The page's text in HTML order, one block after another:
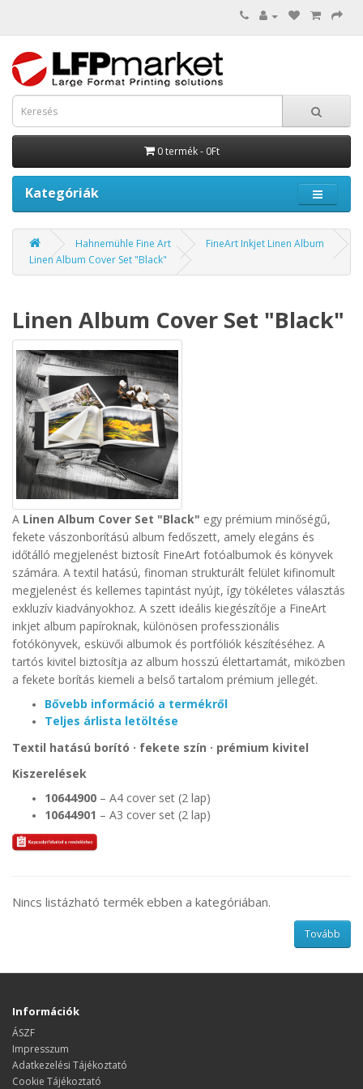
0 termék - 0Ft
Kategóriák
Hahnemühle Fine Art
FineArt Inkjet Linen Album
Linen Album Cover Set "Black"
Linen Album Cover Set "Black"
A Linen Album Cover Set "Black" egy prémium minőségű,
fekete vászonborítású album fedőszett, amely elegáns és
időtálló megjelenést biztosít FineArt fotóalbumok és könyvek
számára. A textil hatású, finoman strukturált felület kifinomult
megjelenést és kellemes tapintást nyújt, így tökéletes választás
exkluzív kiadványokhoz. A szett ideális kiegészítője a FineArt
inkjet album papíroknak, különösen professzionális
fotókönyvek, esküvői albumok és portfóliók készítéséhez. A
tartós kivitel biztosítja az album hosszú élettartamát, miközben
a fekete borítás kiemeli a belső tartalom prémium jellegét.
Bővebb információ a termékről
Teljes árlista letöltése
Textil hatású borító · fekete szín · prémium kivitel
Kiszerelések
10644900 – A4 cover set (2 lap)
10644901 – A3 cover set (2 lap)
Nincs listázható termék ebben a kategóriában.
Tovább
Információk
ÁSZF
Impresszum
Adatkezelési Tájékoztató
Cookie Tájékoztató